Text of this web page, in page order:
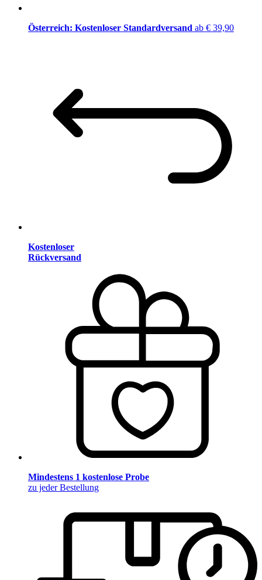
Österreich: Kostenloser Standardversand ab € 39,90
Kostenloser
Rückversand
Mindestens 1 kostenlose Probe
zu jeder Bestellung